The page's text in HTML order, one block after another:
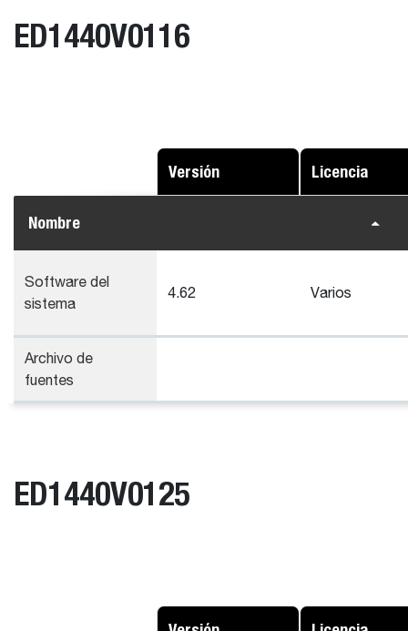
ED1440V0116
Versión Licencia
Nombre
Software del
sistema
4.62 Varios
Archivo de
fuentes
ED1440V0125